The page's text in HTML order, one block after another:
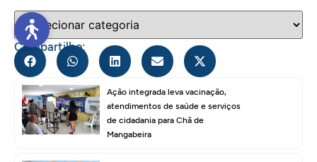
Compartilhe:
Ação integrada leva vacinação,
atendimentos de saúde e serviços
de cidadania para Chã de
Mangabeira